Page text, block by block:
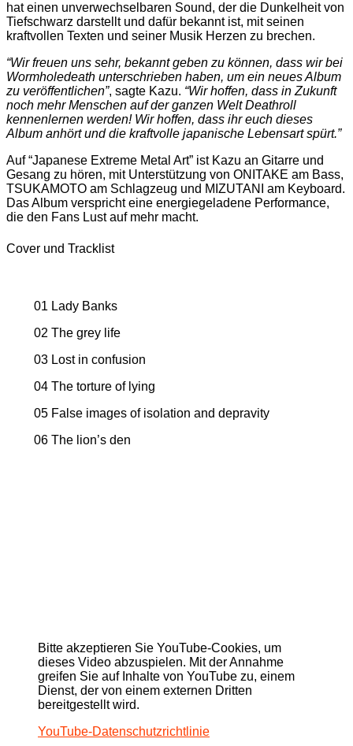
hat einen unverwechselbaren Sound, der die Dunkelheit von
Tiefschwarz darstellt und dafür bekannt ist, mit seinen
kraftvollen Texten und seiner Musik Herzen zu brechen.
“Wir freuen uns sehr, bekannt geben zu können, dass wir bei
Wormholedeath unterschrieben haben, um ein neues Album
zu veröffentlichen”, sagte Kazu. “Wir hoffen, dass in Zukunft
noch mehr Menschen auf der ganzen Welt Deathroll
kennenlernen werden! Wir hoffen, dass ihr euch dieses
Album anhört und die kraftvolle japanische Lebensart spürt.”
Auf “Japanese Extreme Metal Art” ist Kazu an Gitarre und
Gesang zu hören, mit Unterstützung von ONITAKE am Bass,
TSUKAMOTO am Schlagzeug und MIZUTANI am Keyboard.
Das Album verspricht eine energiegeladene Performance,
die den Fans Lust auf mehr macht.
Cover und Tracklist
01 Lady Banks
02 The grey life
03 Lost in confusion
04 The torture of lying
05 False images of isolation and depravity
06 The lion’s den
Bitte akzeptieren Sie YouTube-Cookies, um
dieses Video abzuspielen. Mit der Annahme
greifen Sie auf Inhalte von YouTube zu, einem
Dienst, der von einem externen Dritten
bereitgestellt wird.
YouTube-Datenschutzrichtlinie